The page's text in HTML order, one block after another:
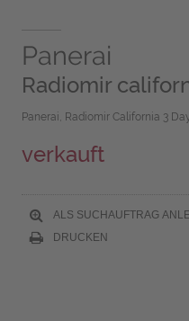
Panerai
Radiomir
Panerai, Radiomir California 3
verkauft
ALS SUCHAUFTRAG
DRUCKEN